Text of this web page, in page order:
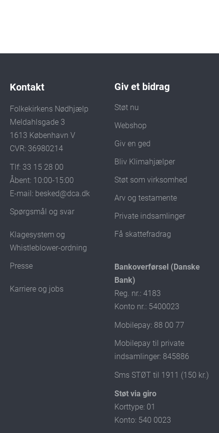
Kontakt
Folkekirkens Nødhjælp
Meldahlsgade 3
1613 København V
CVR: 36980214
Tlf: 33 15 28 00
Åbent: 10:00-15:00
E-mail: besked@dca.dk
Spørgsmål og svar
Klagesystem og
Whistleblower-ordning
Presse
Karriere og jobs
Giv et bidrag
Støt nu
Webshop
Giv en ged
Bliv Klimahjælper
Støt som virksomhed
Arv og testamente
Private indsamlinger
Få skattefradrag
Bankoverførsel (Danske
Bank)
Reg. nr.: 4183
Konto nr.: 5400023
Mobilepay: 88 00 77
Mobilepay til private
indsamlinger: 845886
Sms STØT til 1911 (150 kr.)
Støt via giro
Korttype: 01
Konto: 540 0023